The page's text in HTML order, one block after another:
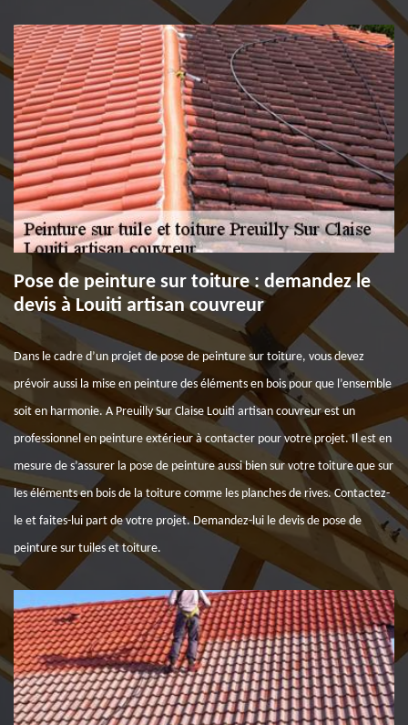
Pose de peinture sur toiture : demandez le
devis à Louiti artisan couvreur
Dans le cadre d’un projet de pose de peinture sur toiture, vous devez
prévoir aussi la mise en peinture des éléments en bois pour que l’ensemble
soit en harmonie. A Preuilly Sur Claise Louiti artisan couvreur est un
professionnel en peinture extérieur à contacter pour votre projet. Il est en
mesure de s’assurer la pose de peinture aussi bien sur votre toiture que sur
les éléments en bois de la toiture comme les planches de rives. Contactez-
le et faites-lui part de votre projet. Demandez-lui le devis de pose de
peinture sur tuiles et toiture.